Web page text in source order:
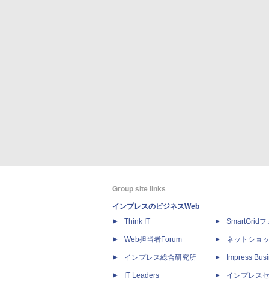
Group site links
インプレスのビジネスWeb
Think IT
Web担当者Forum
インプレス総合研究所
IT Leaders
SmartGridフ
ネットショ
Impress
インプレス